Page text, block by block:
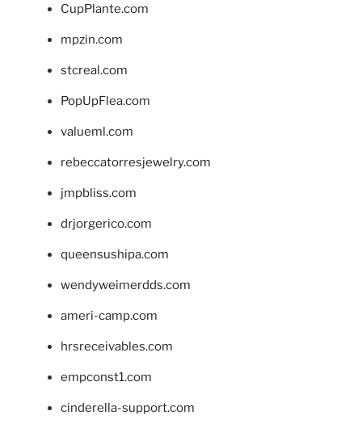
CupPlante.com
mpzin.com
stcreal.com
PopUpFlea.com
valueml.com
rebeccatorresjewelry.com
jmpbliss.com
drjorgerico.com
queensushipa.com
wendyweimerdds.com
ameri-camp.com
hrsreceivables.com
empconst1.com
cinderella-support.com